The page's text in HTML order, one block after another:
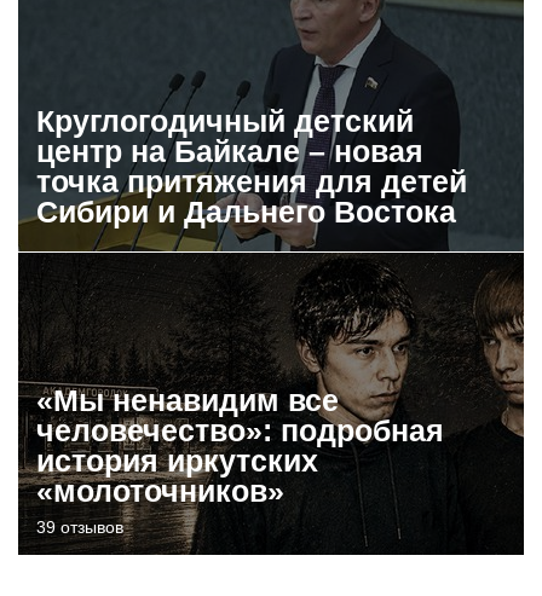
Круглогодичный детский
центр на Байкале – новая
точка притяжения для детей
Сибири и Дальнего Востока
«Мы ненавидим все
человечество»: подробная
история иркутских
«молоточников»
39 отзывов